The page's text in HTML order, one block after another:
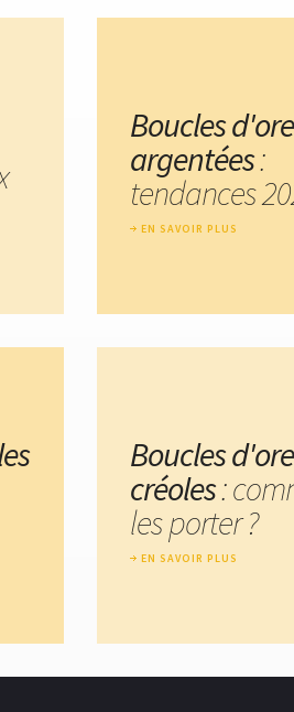
Boucles
argentées:
tendances
EN SAVOIR PLUS
Boucles
créoles:
les porter ?
EN SAVOIR PLUS